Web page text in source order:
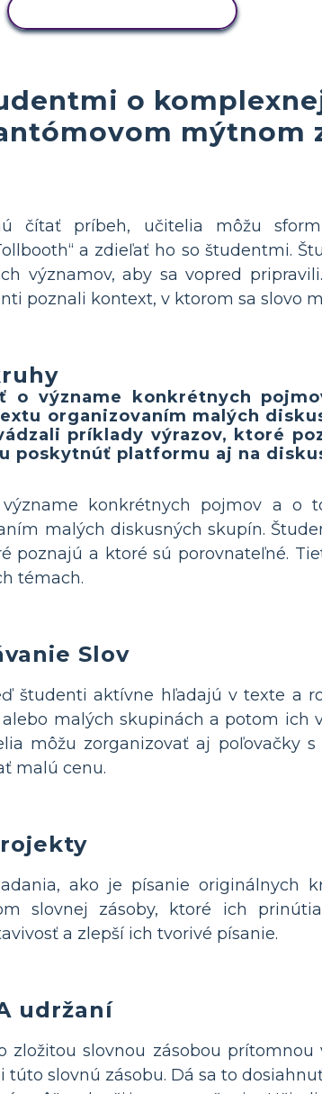
o
mýtnom
čítať príbeh, učitelia môžu
a zdieľať ho so študentmi.
významov, aby sa vopred
poznali kontext, v ktorom sa slovo
o význame konkrétnych
organizovaním malých
príklady výrazov, ktoré
poskytnúť platformu aj na
konkrétnych pojmov a o
malých diskusných skupín.
poznajú a ktoré sú porovnateľné.
témach.
Slov
študenti aktívne hľadajú v texte a
malých skupinách a potom ich
môžu zorganizovať aj poľovačky
malú cenu.
ako je písanie originálnych
slovnej zásoby, ktoré ich
a zlepší ich tvorivé písanie.
udržaní
zložitou slovnou zásobou
túto slovnú zásobu. Dá sa to